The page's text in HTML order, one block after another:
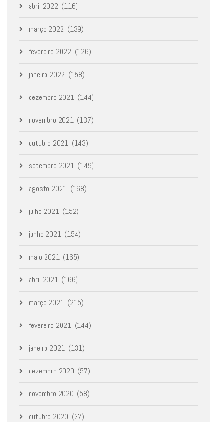
abril 2022 (116)
março 2022 (139)
fevereiro 2022 (126)
janeiro 2022 (158)
dezembro 2021 (144)
novembro 2021 (137)
outubro 2021 (143)
setembro 2021 (149)
agosto 2021 (168)
julho 2021 (152)
junho 2021 (154)
maio 2021 (165)
abril 2021 (166)
março 2021 (215)
fevereiro 2021 (144)
janeiro 2021 (131)
dezembro 2020 (57)
novembro 2020 (58)
outubro 2020 (37)